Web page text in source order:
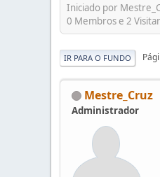
Iniciado por
0 Membros e 2
IR PARA O FUNDO
Mestre_Cruz
Administrador